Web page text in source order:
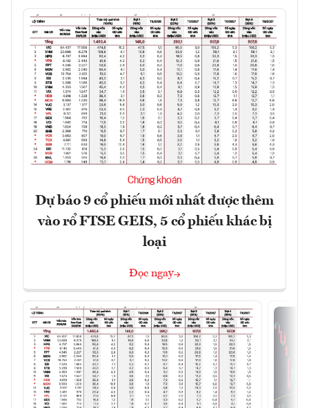
Chứng khoán
Dự báo 9 cổ phiếu mới nhất được thêm
vào rổ FTSE GEIS, 5 cổ phiếu khác bị
loại
Đọc ngay